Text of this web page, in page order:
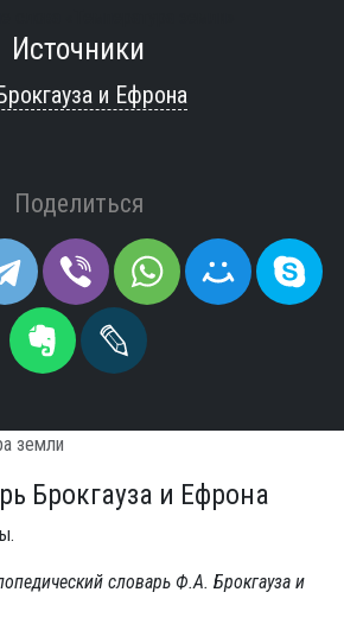
Источники
и Ефрона
Поделиться
земли
Брокгауза и Ефрона
словарь Ф.А. Брокгауза и